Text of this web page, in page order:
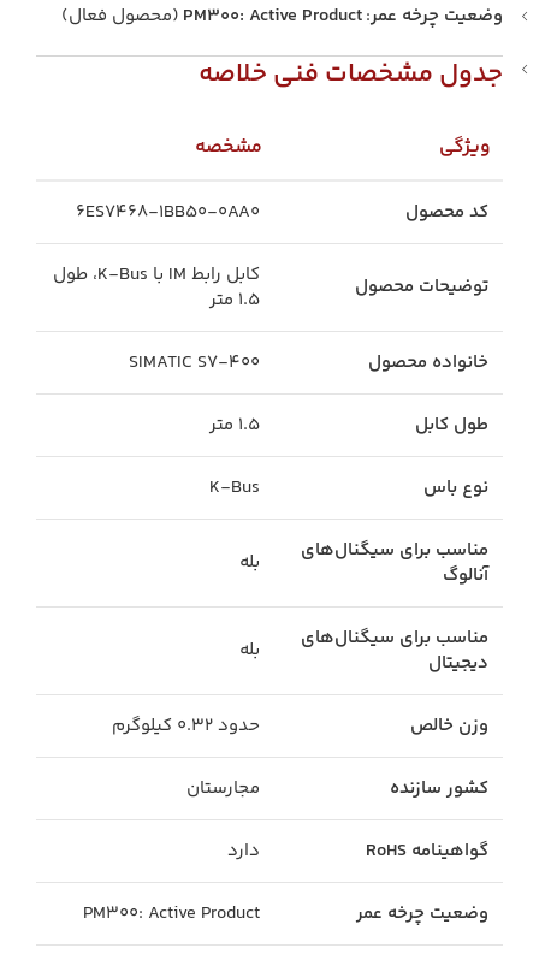
وضعیت چرخه عمر:
PM300: Active Product (محصول فعال)
جدول مشخصات فنی خلاصه
ویژگی مشخصه
کد محصول 6ES7468-1BB50-0AA0
توضیحات محصول
کابل رابط IM با K-Bus، طول
۱.۵ متر
خانواده محصول SIMATIC S7-400
طول کابل ۱.۵ متر
نوع باس K-Bus
مناسب برای سیگنال‌های
آنالوگ
بله
مناسب برای سیگنال‌های
دیجیتال
بله
وزن خالص حدود ۰.۳۲ کیلوگرم
کشور سازنده مجارستان
گواهینامه RoHS دارد
وضعیت چرخه عمر PM300: Active Product